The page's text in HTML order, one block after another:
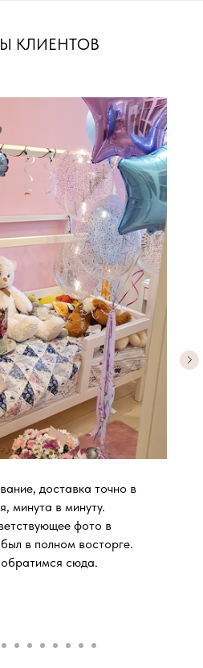
КЛИЕНТОВ
доставка точно в
минута в минуту.
фото в
в полном восторге.
сюда.